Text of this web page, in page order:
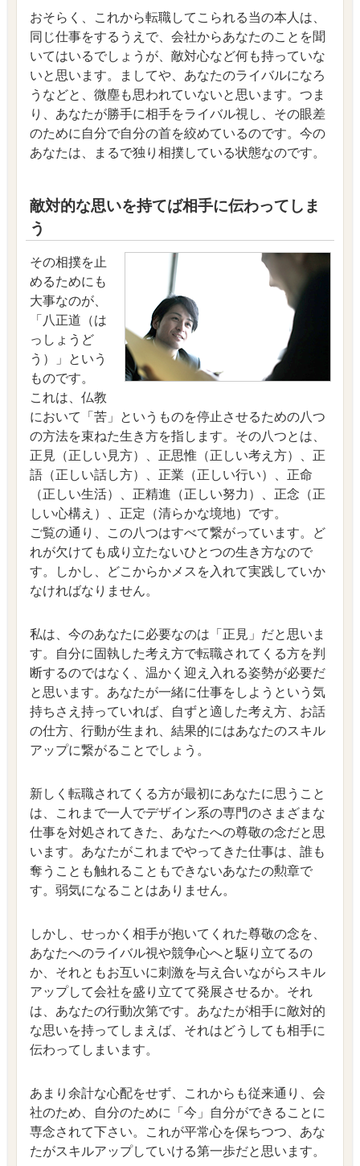
おそらく、これから転職してこられる当の本人は、
同じ仕事をするうえで、会社からあなたのことを聞
いてはいるでしょうが、敵対心など何も持っていな
いと思います。ましてや、あなたのライバルになろ
うなどと、微塵も思われていないと思います。つま
り、あなたが勝手に相手をライバル視し、その眼差
のために自分で自分の首を絞めているのです。今の
あなたは、まるで独り相撲している状態なのです。
敵対的な思いを持てば相手に伝わってしま
う
その相撲を止
めるためにも
大事なのが、
「八正道（は
っしょうど
う）」という
ものです。
これは、仏教
において「苦」というものを停止させるための八つ
の方法を束ねた生き方を指します。その八つとは、
正見（正しい見方）、正思惟（正しい考え方）、正
語（正しい話し方）、正業（正しい行い）、正命
（正しい生活）、正精進（正しい努力）、正念（正
しい心構え）、正定（清らかな境地）です。
ご覧の通り、この八つはすべて繋がっています。ど
れが欠けても成り立たないひとつの生き方なので
す。しかし、どこからかメスを入れて実践していか
なければなりません。
私は、今のあなたに必要なのは「正見」だと思いま
す。自分に固執した考え方で転職されてくる方を判
断するのではなく、温かく迎え入れる姿勢が必要だ
と思います。あなたが一緒に仕事をしようという気
持ちさえ持っていれば、自ずと適した考え方、お話
の仕方、行動が生まれ、結果的にはあなたのスキル
アップに繋がることでしょう。
新しく転職されてくる方が最初にあなたに思うこと
は、これまで一人でデザイン系の専門のさまざまな
仕事を対処されてきた、あなたへの尊敬の念だと思
います。あなたがこれまでやってきた仕事は、誰も
奪うことも触れることもできないあなたの勲章で
す。弱気になることはありません。
しかし、せっかく相手が抱いてくれた尊敬の念を、
あなたへのライバル視や競争心へと駆り立てるの
か、それともお互いに刺激を与え合いながらスキル
アップして会社を盛り立てて発展させるか。それ
は、あなたの行動次第です。あなたが相手に敵対的
な思いを持ってしまえば、それはどうしても相手に
伝わってしまいます。
あまり余計な心配をせず、これからも従来通り、会
社のため、自分のために「今」自分ができることに
専念されて下さい。これが平常心を保ちつつ、あな
たがスキルアップしていける第一歩だと思います。